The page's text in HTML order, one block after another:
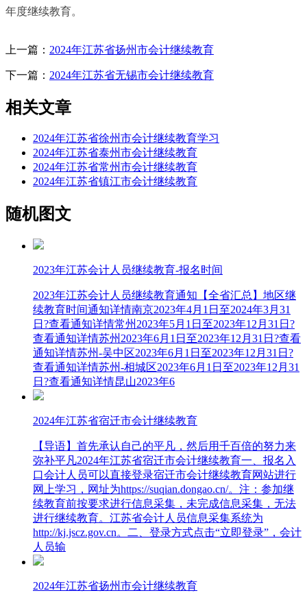
年度继续教育。
上一篇： 2024年江苏省扬州市会计继续教育
下一篇： 2024年江苏省无锡市会计继续教育
相关文章
2024年江苏省徐州市会计继续教育学习
2024年江苏省泰州市会计继续教育
2024年江苏省常州市会计继续教育
2024年江苏省镇江市会计继续教育
随机图文
2023年江苏会计人员继续教育-报名时间
2023年江苏会计人员继续教育通知【全省汇总】地区继
续教育时间通知详情南京2023年4月1日至2024年3月31
日?查看通知详情常州2023年5月1日至2023年12月31日?
查看通知详情苏州2023年6月1日至2023年12月31日?查看
通知详情苏州-吴中区2023年6月1日至2023年12月31日?
查看通知详情苏州-相城区2023年6月1日至2023年12月31
日?查看通知详情昆山2023年6
2024年江苏省宿迁市会计继续教育
【导语】首先承认自己的平凡，然后用千百倍的努力来
弥补平凡2024年江苏省宿迁市会计继续教育一、报名入
口会计人员可以直接登录宿迁市会计继续教育网站进行
网上学习，网址为https://suqian.dongao.cn/。注：参加继
续教育前按要求进行信息采集，未完成信息采集，无法
进行继续教育。江苏省会计人员信息采集系统为
http://kj.jscz.gov.cn。二、登录方式点击“立即登录”，会计
人员输
2024年江苏省扬州市会计继续教育